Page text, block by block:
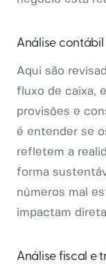
Análise
Aqui são
fluxo de caixa,
provisões e
é entender se
refletem a
forma
números mal
impactam
Análise fiscal e